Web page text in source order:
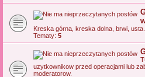
Kreska górna, kreska dolna, brwi, usta.
Tematy: 5
uzytkownikow przed operacjami lub
moderatorow.